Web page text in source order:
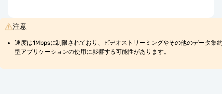
注意
速度は1Mbpsに制限されており、ビデオストリーミングやその他のデータ集約
型アプリケーションの使用に影響する可能性があります。